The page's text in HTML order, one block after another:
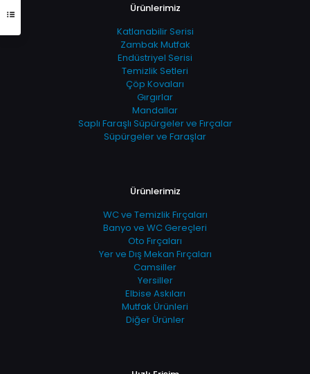
Ürünlerimiz
Katlanabilir Serisi
Zambak Mutfak
Endüstriyel Serisi
Temizlik Setleri
Çöp Kovaları
Gırgırlar
Mandallar
Saplı Faraşlı Süpürgeler ve Fırçalar
Süpürgeler ve Faraşlar
Ürünlerimiz
WC ve Temizlik Fırçaları
Banyo ve WC Gereçleri
Oto Fırçaları
Yer ve Dış Mekan Fırçaları
Camsiller
Yersiller
Elbise Askıları
Mutfak Ürünleri
Diğer Ürünler